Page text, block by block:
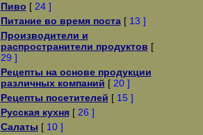
Пиво [ 24 ]
Питание во время поста[ 13 ]
Производители и
распространители продуктов [
29 ]
Рецепты на основе продукции
различных компаний [ 20 ]
Рецепты посетителей [ 15 ]
Русская кухня[ 26 ]
Салаты [ 10 ]